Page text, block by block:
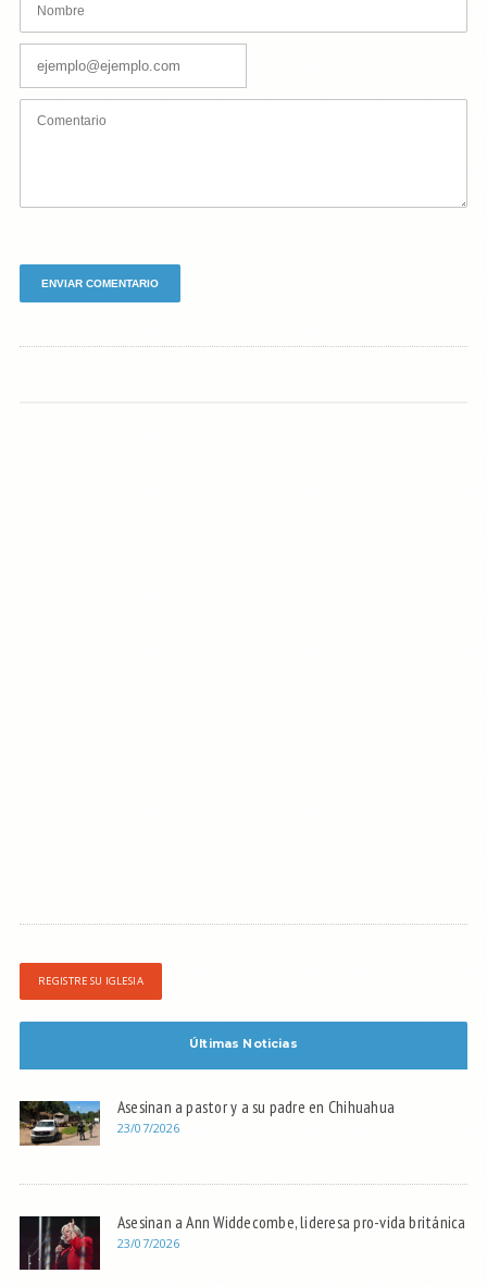
REGISTRE SU IGLESIA
Últimas Noticias
Asesinan a pastor y a su padre en Chihuahua
23/07/2026
Asesinan a Ann Widdecombe, lideresa pro-vida británica
23/07/2026